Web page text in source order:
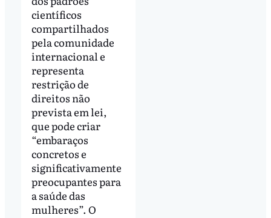
científicos
compartilhados
pela comunidade
internacional e
representa
restrição de
direitos não
prevista em lei,
que pode criar
“embaraços
concretos e
significativamente
preocupantes para
a saúde das
mulheres”. O